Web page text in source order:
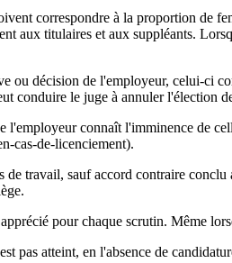
correspondre à la proportion de
aux titulaires et aux suppléants.
ou décision de l'employeur, celui-ci
conduire le juge à annuler l'élection
connaît l'imminence de
cas-de-licenciement).
travail, sauf accord contraire
pour chaque scrutin. Même
pas atteint, en l'absence de